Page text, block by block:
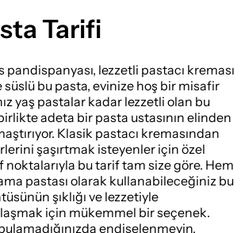
Tarifi
pandispanyası, lezzetli pastacı kreması
bu pasta, evinize hoş bir misafir
yaş pastalar kadar lezzetli olan bu
adeta bir pasta ustasının elinden
Klasik pastacı kremasından
şaşırtmak isteyenler için özel
noktalarıyla bu tarif tam size göre. Hem
pastası olarak kullanabileceğiniz bu
şıklığı ve lezzetiyle
için mükemmel bir seçenek.
endişelenmeyin,